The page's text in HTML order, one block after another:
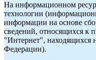
На информационном
технологии
информации на основе
сведений, относящихся к
"Интернет", находящихся
Федерации).